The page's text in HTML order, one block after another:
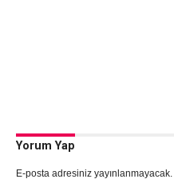
Yorum Yap
E-posta adresiniz yayınlanmayacak.